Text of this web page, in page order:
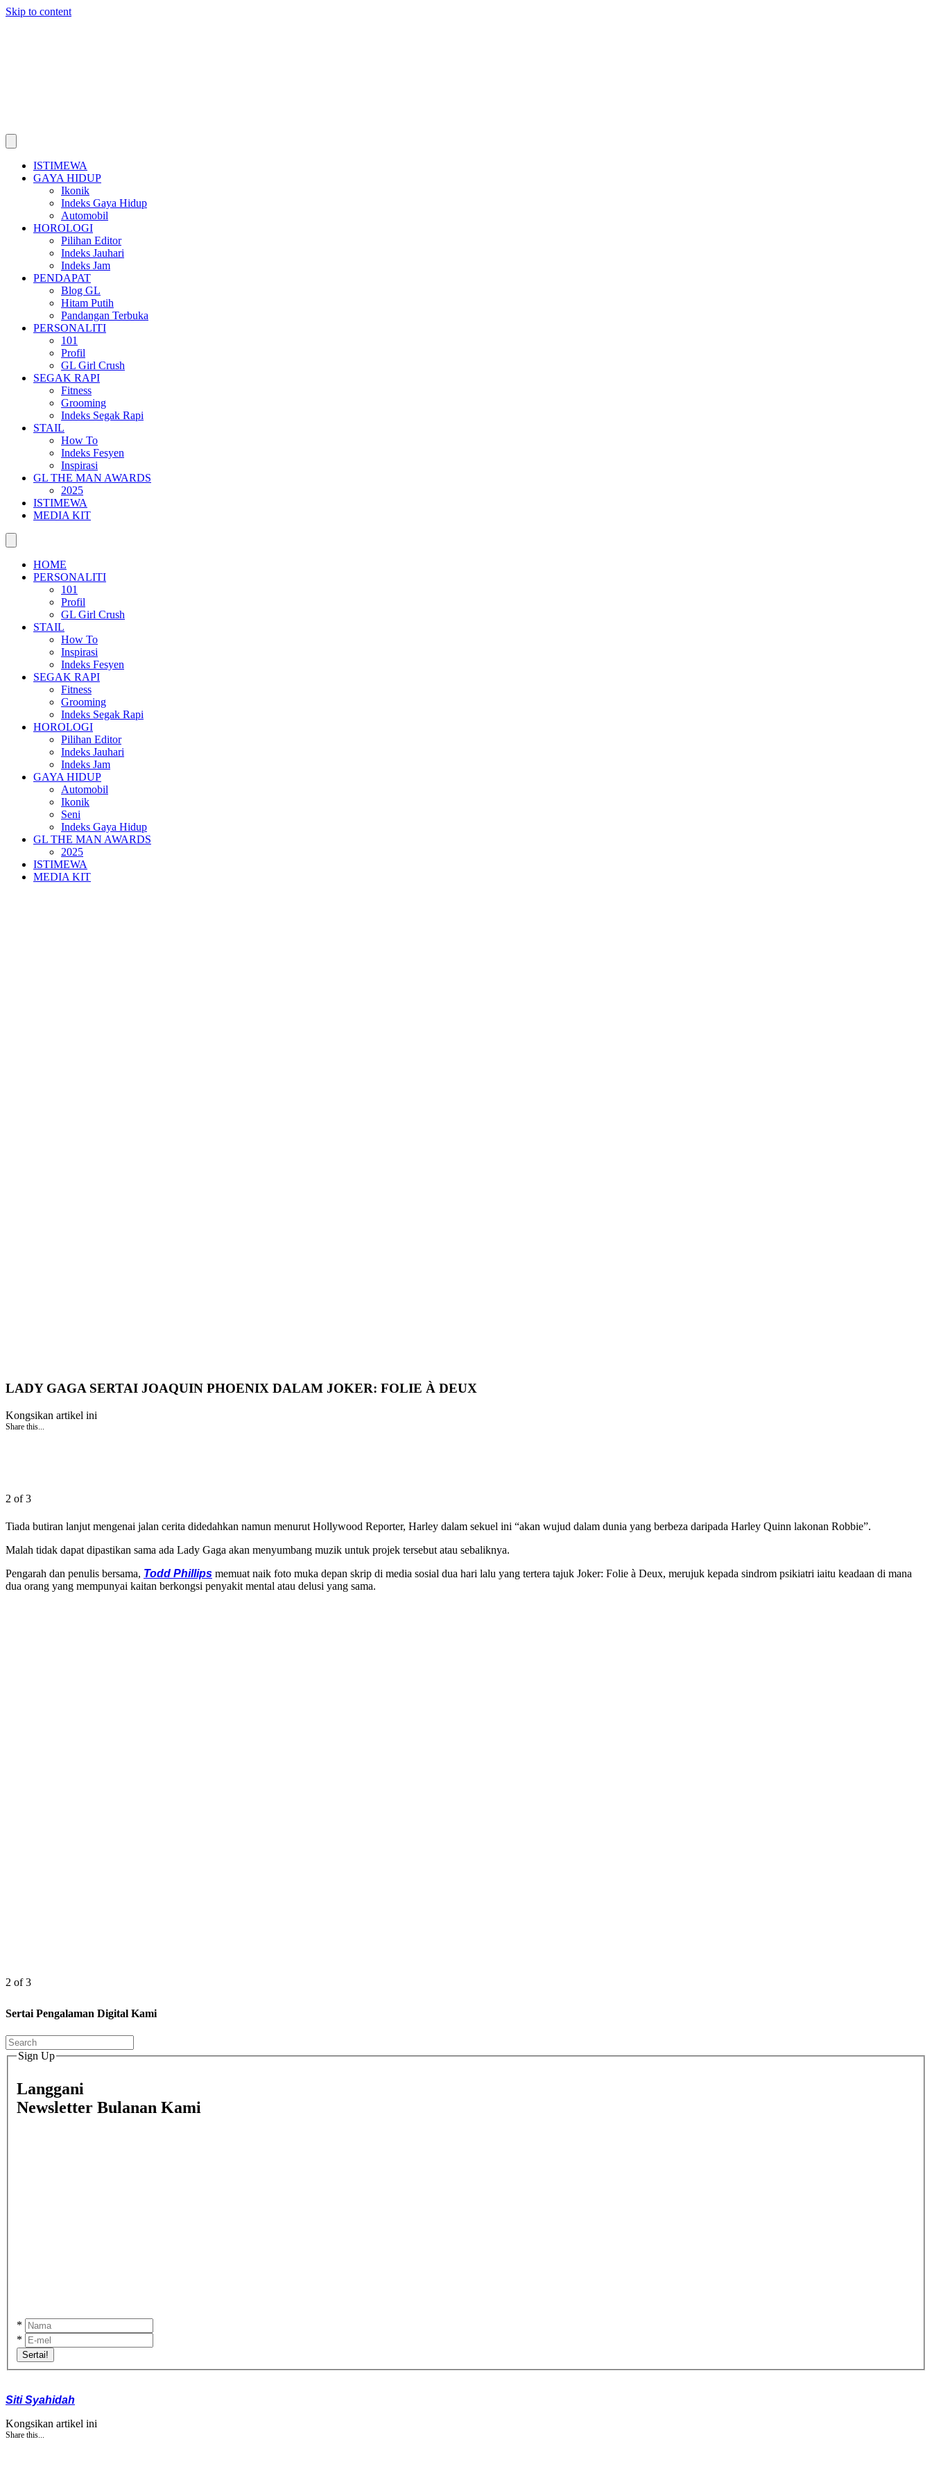
Skip to content
ISTIMEWA
GAYA HIDUP
Ikonik
Indeks Gaya Hidup
Automobil
HOROLOGI
Pilihan Editor
Indeks Jauhari
Indeks Jam
PENDAPAT
Blog GL
Hitam Putih
Pandangan Terbuka
PERSONALITI
101
Profil
GL Girl Crush
SEGAK RAPI
Fitness
Grooming
Indeks Segak Rapi
STAIL
How To
Indeks Fesyen
Inspirasi
GL THE MAN AWARDS
2025
ISTIMEWA
MEDIA KIT
HOME
PERSONALITI
101
Profil
GL Girl Crush
STAIL
How To
Inspirasi
Indeks Fesyen
SEGAK RAPI
Fitness
Grooming
Indeks Segak Rapi
HOROLOGI
Pilihan Editor
Indeks Jauhari
Indeks Jam
GAYA HIDUP
Automobil
Ikonik
Seni
Indeks Gaya Hidup
GL THE MAN AWARDS
2025
ISTIMEWA
MEDIA KIT
LADY GAGA SERTAI JOAQUIN PHOENIX DALAM JOKER: FOLIE À DEUX
Kongsikan artikel ini
Share this...
2 of 3
Tiada butiran lanjut mengenai jalan cerita didedahkan namun menurut Hollywood Reporter, Harley dalam sekuel ini “akan wujud dalam dunia yang berbeza daripada Harley Quinn lakonan Robbie”.
Malah tidak dapat dipastikan sama ada Lady Gaga akan menyumbang muzik untuk projek tersebut atau sebaliknya.
Pengarah dan penulis bersama, Todd Phillips memuat naik foto muka depan skrip di media sosial dua hari lalu yang tertera tajuk Joker: Folie à Deux, merujuk kepada sindrom psikiatri iaitu keadaan di mana
dua orang yang mempunyai kaitan berkongsi penyakit mental atau delusi yang sama.
2 of 3
Sertai Pengalaman Digital Kami
Sign Up
Langgani
Newsletter Bulanan Kami
*
*
Sertai!
Siti Syahidah
Kongsikan artikel ini
Share this...